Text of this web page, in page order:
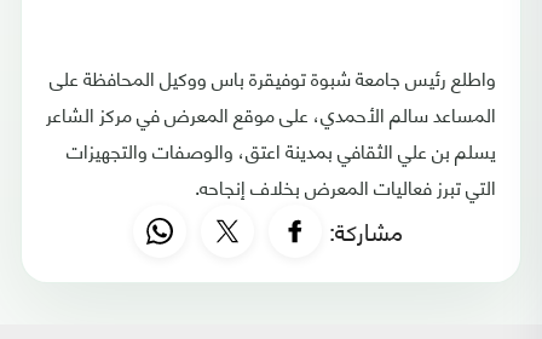
واطلع رئيس جامعة شبوة توفيقرة باس ووكيل المحافظة على
المساعد سالم الأحمدي، على موقع المعرض في مركز الشاعر
يسلم بن علي الثقافي بمدينة اعتق، والوصفات والتجهيزات
التي تبرز فعاليات المعرض بخلاف إنجاحه.
مشاركة: